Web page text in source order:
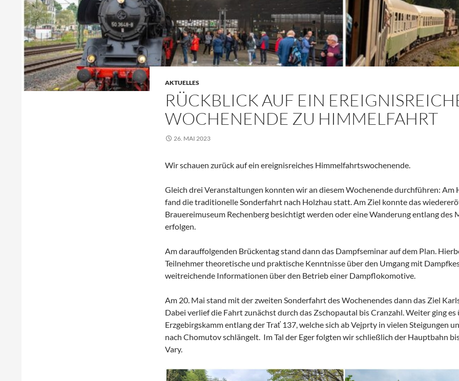
AKTUELLES
RÜCKBLICK AUF EIN
WOCHENENDE ZU HIMMELFAHRT
26. MAI 2023
Wir schauen zurück auf ein ereignisreiches Himmelfahrtswochenende.
Gleich drei Veranstaltungen konnten wir an diesem Wochenende durchführen: Am
fand die traditionelle Sonderfahrt nach Holzhau statt. Am Ziel konnte das
Brauereimuseum Rechenberg besichtigt werden oder eine Wanderung entlang des
erfolgen.
Am darauffolgenden Brückentag stand dann das Dampfseminar auf dem Plan.
Teilnehmer theoretische und praktische Kenntnisse über den Umgang mit
weitreichende Informationen über den Betrieb einer Dampflokomotive.
Am 20. Mai stand mit der zweiten Sonderfahrt des Wochenendes dann das Ziel
Dabei verlief die Fahrt zunächst durch das Zschopautal bis Cranzahl. Weiter ging es
Erzgebirgskamm entlang der Trať 137, welche sich ab Vejprty in vielen Steigungen
nach Chomutov schlängelt. Im Tal der Eger folgten wir schließlich der Hauptbahn
Vary.